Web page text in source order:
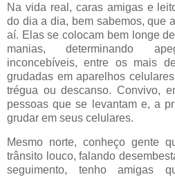
Na vida real, caras amigas e
do dia a dia, bem sabemos, que
aí. Elas se colocam bem longe
manias, determinando
inconcebíveis, entre os mais
grudadas em aparelhos
trégua ou descanso. Convivo,
pessoas que se levantam e, a
grudar em seus celulares.
Mesmo norte, conheço gente
trânsito louco, falando
seguimento, tenho amigas